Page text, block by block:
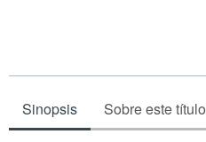
Sinopsis Sobre este título